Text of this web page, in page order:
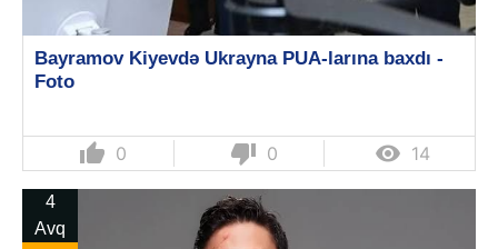
Bayramov Kiyevdə Ukrayna PUA-larına baxdı -
Foto
thumb_up 0 thumb_down 0  14
4
Avq